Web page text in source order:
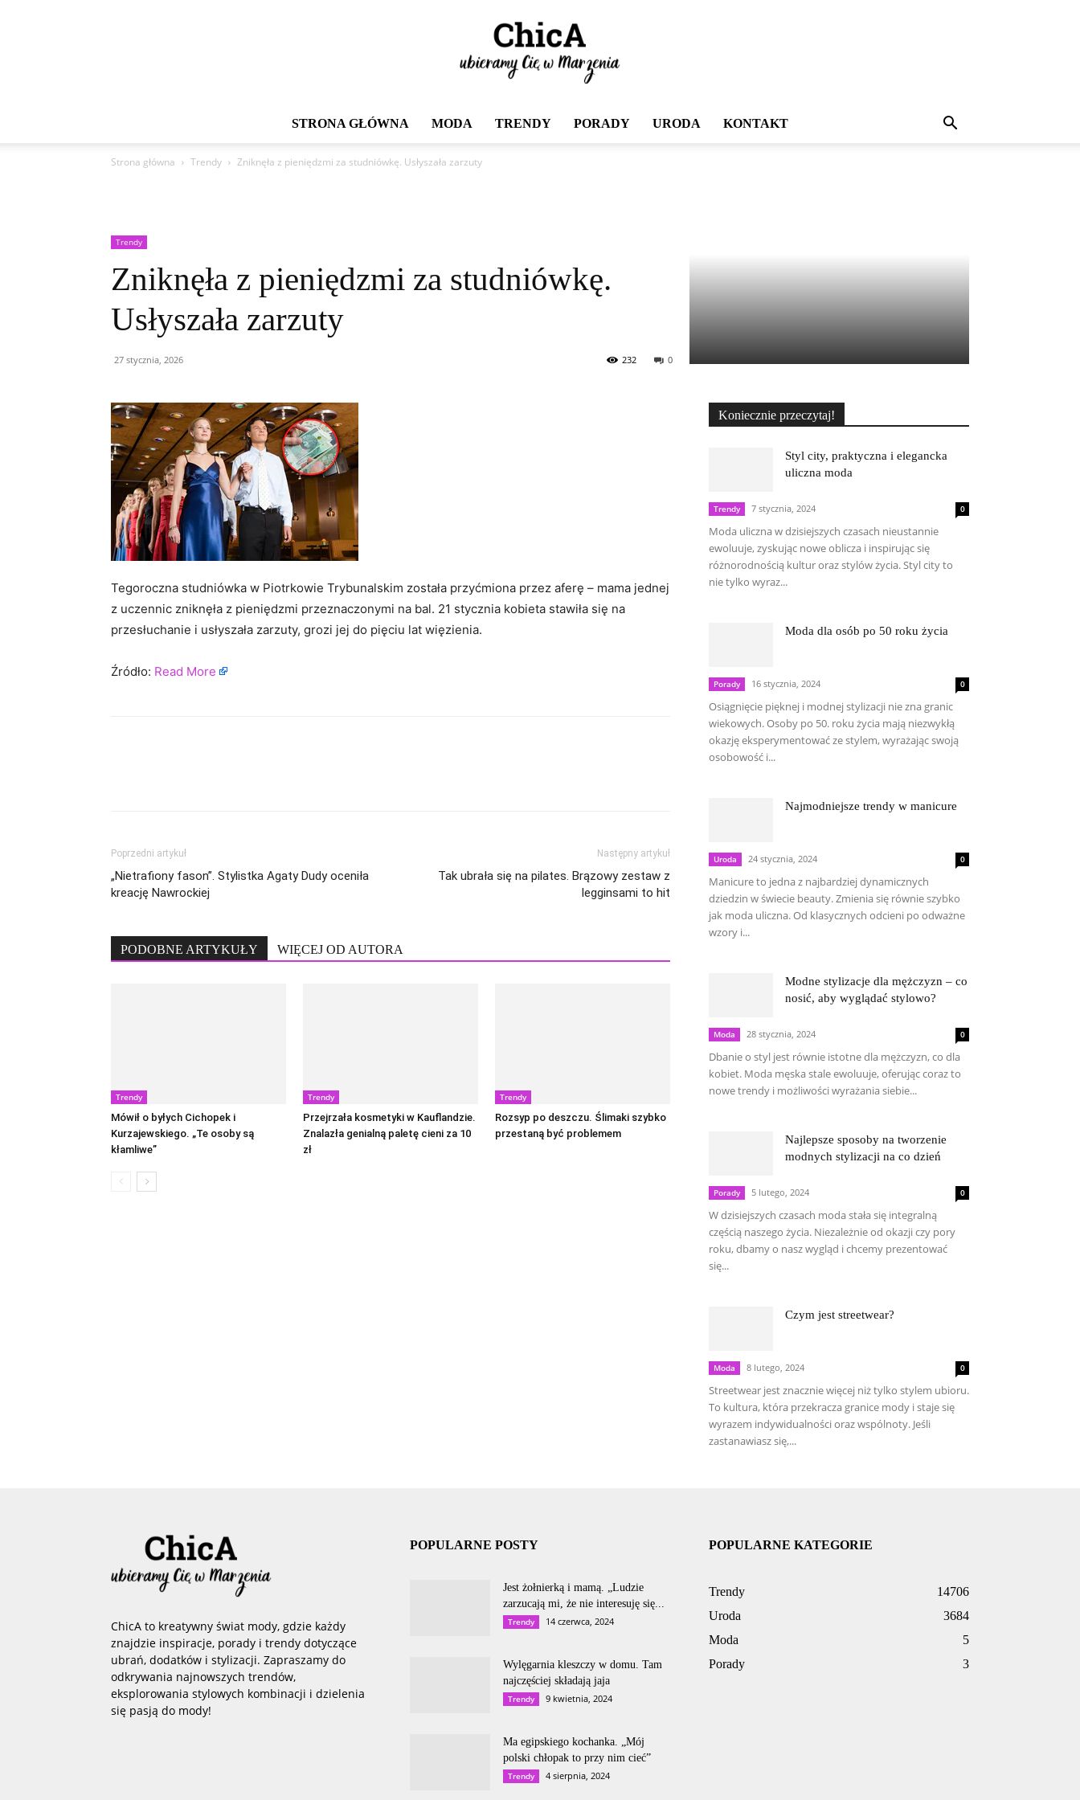
STRONA GŁÓWNA MODA TRENDY PORADY URODA KONTAKT
Strona główna Trendy Zniknęła z pieniędzmi za studniówkę. Usłyszała zarzuty
Trendy
Zniknęła z pieniędzmi za studniówkę.
Usłyszała zarzuty
27 stycznia, 2026 0
232
Tegoroczna studniówka w Piotrkowie Trybunalskim została przyćmiona przez aferę – mama jednej
z uczennic zniknęła z pieniędzmi przeznaczonymi na bal. 21 stycznia kobieta stawiła się na
przesłuchanie i usłyszała zarzuty, grozi jej do pięciu lat więzienia.
Źródło: Read More
Poprzedni artykuł
„Nietrafiony fason”. Stylistka Agaty Dudy oceniła
kreację Nawrockiej
Następny artykuł
Tak ubrała się na pilates. Brązowy zestaw z
legginsami to hit
PODOBNE ARTYKUŁY WIĘCEJ OD AUTORA
Trendy
Mówił o byłych Cichopek i
Kurzajewskiego. „Te osoby są
kłamliwe”
Trendy
Przejrzała kosmetyki w Kauflandzie.
Znalazła genialną paletę cieni za 10
zł
Trendy
Rozsyp po deszczu. Ślimaki szybko
przestaną być problemem
Koniecznie przeczytaj!
Styl city, praktyczna i elegancka
uliczna moda
Trendy 7 stycznia, 2024 0
Moda uliczna w dzisiejszych czasach nieustannie
ewoluuje, zyskując nowe oblicza i inspirując się
różnorodnością kultur oraz stylów życia. Styl city to
nie tylko wyraz...
Moda dla osób po 50 roku życia
Porady 16 stycznia, 2024 0
Osiągnięcie pięknej i modnej stylizacji nie zna granic
wiekowych. Osoby po 50. roku życia mają niezwykłą
okazję eksperymentować ze stylem, wyrażając swoją
osobowość i...
Najmodniejsze trendy w manicure
Uroda 24 stycznia, 2024 0
Manicure to jedna z najbardziej dynamicznych
dziedzin w świecie beauty. Zmienia się równie szybko
jak moda uliczna. Od klasycznych odcieni po odważne
wzory i...
Modne stylizacje dla mężczyzn – co
nosić, aby wyglądać stylowo?
Moda 28 stycznia, 2024 0
Dbanie o styl jest równie istotne dla mężczyzn, co dla
kobiet. Moda męska stale ewoluuje, oferując coraz to
nowe trendy i możliwości wyrażania siebie...
Najlepsze sposoby na tworzenie
modnych stylizacji na co dzień
Porady 5 lutego, 2024 0
W dzisiejszych czasach moda stała się integralną
częścią naszego życia. Niezależnie od okazji czy pory
roku, dbamy o nasz wygląd i chcemy prezentować
się...
Czym jest streetwear?
Moda 8 lutego, 2024 0
Streetwear jest znacznie więcej niż tylko stylem ubioru.
To kultura, która przekracza granice mody i staje się
wyrazem indywidualności oraz wspólnoty. Jeśli
zastanawiasz się,...
ChicA to kreatywny świat mody, gdzie każdy
znajdzie inspiracje, porady i trendy dotyczące
ubrań, dodatków i stylizacji. Zapraszamy do
odkrywania najnowszych trendów,
eksplorowania stylowych kombinacji i dzielenia
się pasją do mody!
POPULARNE POSTY
Jest żołnierką i mamą. „Ludzie
zarzucają mi, że nie interesuję się...
Trendy 14 czerwca, 2024
Wylęgarnia kleszczy w domu. Tam
najczęściej składają jaja
Trendy 9 kwietnia, 2024
Ma egipskiego kochanka. „Mój
polski chłopak to przy nim cieć”
Trendy 4 sierpnia, 2024
POPULARNE KATEGORIE
Trendy
14706
Uroda
3684
Moda
5
Porady
3